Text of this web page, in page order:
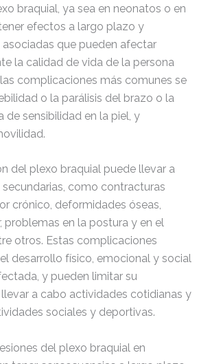
braquial, ya sea en neonatos o en
efectos a largo plazo y
que pueden afectar
la calidad de vida de la persona
complicaciones más comunes se
o la parálisis del brazo o la
de sensibilidad en la piel, y
del plexo braquial puede llevar a
como contracturas
crónico, deformidades óseas,
problemas en la postura y en el
otros. Estas complicaciones
desarrollo físico, emocional y social
y pueden limitar su
a cabo actividades cotidianas y
sociales y deportivas.
del plexo braquial en